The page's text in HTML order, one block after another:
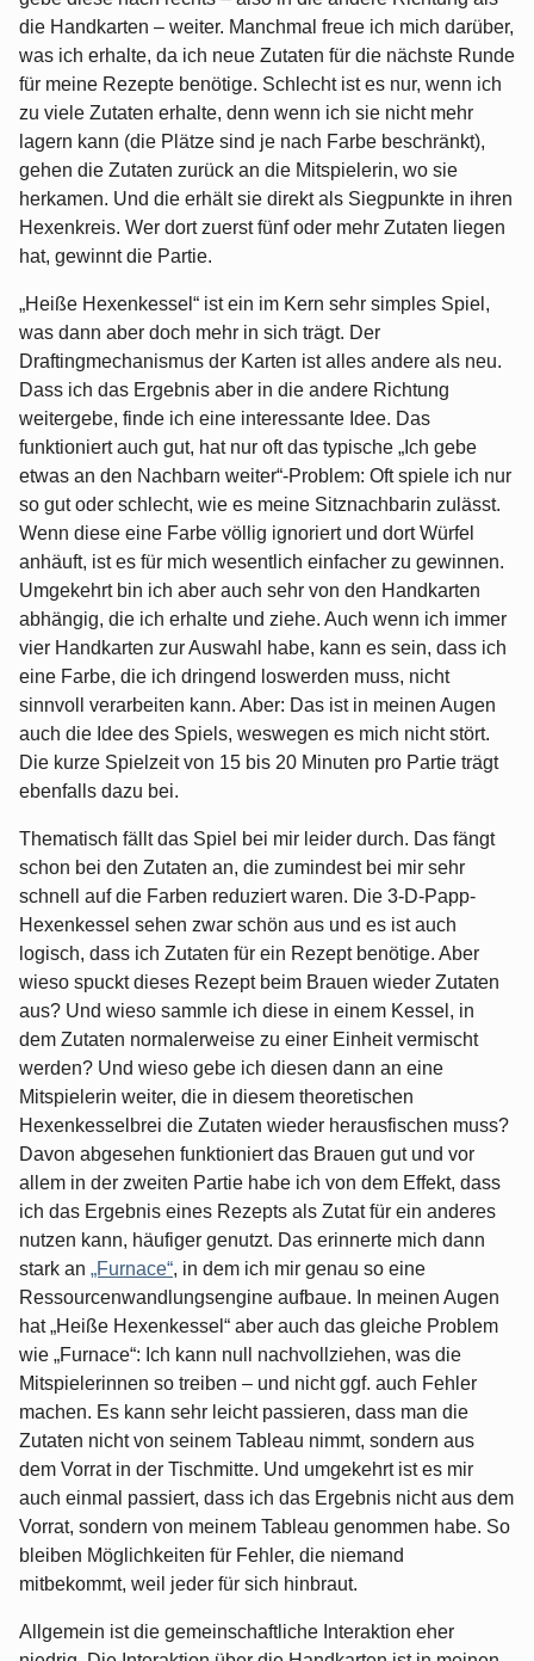
die Handkarten – weiter. Manchmal freue ich mich darüber,
was ich erhalte, da ich neue Zutaten für die nächste Runde
für meine Rezepte benötige. Schlecht ist es nur, wenn ich
zu viele Zutaten erhalte, denn wenn ich sie nicht mehr
lagern kann (die Plätze sind je nach Farbe beschränkt),
gehen die Zutaten zurück an die Mitspielerin, wo sie
herkamen. Und die erhält sie direkt als Siegpunkte in ihren
Hexenkreis. Wer dort zuerst fünf oder mehr Zutaten liegen
hat, gewinnt die Partie.
„Heiße Hexenkessel“ ist ein im Kern sehr simples Spiel,
was dann aber doch mehr in sich trägt. Der
Draftingmechanismus der Karten ist alles andere als neu.
Dass ich das Ergebnis aber in die andere Richtung
weitergebe, finde ich eine interessante Idee. Das
funktioniert auch gut, hat nur oft das typische „Ich gebe
etwas an den Nachbarn weiter“-Problem: Oft spiele ich nur
so gut oder schlecht, wie es meine Sitznachbarin zulässt.
Wenn diese eine Farbe völlig ignoriert und dort Würfel
anhäuft, ist es für mich wesentlich einfacher zu gewinnen.
Umgekehrt bin ich aber auch sehr von den Handkarten
abhängig, die ich erhalte und ziehe. Auch wenn ich immer
vier Handkarten zur Auswahl habe, kann es sein, dass ich
eine Farbe, die ich dringend loswerden muss, nicht
sinnvoll verarbeiten kann. Aber: Das ist in meinen Augen
auch die Idee des Spiels, weswegen es mich nicht stört.
Die kurze Spielzeit von 15 bis 20 Minuten pro Partie trägt
ebenfalls dazu bei.
Thematisch fällt das Spiel bei mir leider durch. Das fängt
schon bei den Zutaten an, die zumindest bei mir sehr
schnell auf die Farben reduziert waren. Die 3-D-Papp-
Hexenkessel sehen zwar schön aus und es ist auch
logisch, dass ich Zutaten für ein Rezept benötige. Aber
wieso spuckt dieses Rezept beim Brauen wieder Zutaten
aus? Und wieso sammle ich diese in einem Kessel, in
dem Zutaten normalerweise zu einer Einheit vermischt
werden? Und wieso gebe ich diesen dann an eine
Mitspielerin weiter, die in diesem theoretischen
Hexenkesselbrei die Zutaten wieder herausfischen muss?
Davon abgesehen funktioniert das Brauen gut und vor
allem in der zweiten Partie habe ich von dem Effekt, dass
ich das Ergebnis eines Rezepts als Zutat für ein anderes
nutzen kann, häufiger genutzt. Das erinnerte mich dann
stark an „Furnace“, in dem ich mir genau so eine
Ressourcenwandlungsengine aufbaue. In meinen Augen
hat „Heiße Hexenkessel“ aber auch das gleiche Problem
wie „Furnace“: Ich kann null nachvollziehen, was die
Mitspielerinnen so treiben – und nicht ggf. auch Fehler
machen. Es kann sehr leicht passieren, dass man die
Zutaten nicht von seinem Tableau nimmt, sondern aus
dem Vorrat in der Tischmitte. Und umgekehrt ist es mir
auch einmal passiert, dass ich das Ergebnis nicht aus dem
Vorrat, sondern von meinem Tableau genommen habe. So
bleiben Möglichkeiten für Fehler, die niemand
mitbekommt, weil jeder für sich hinbraut.
Allgemein ist die gemeinschaftliche Interaktion eher